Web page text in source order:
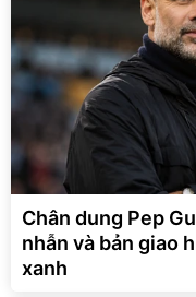
Chân dung Pep
nhẫn và bản giao
xanh